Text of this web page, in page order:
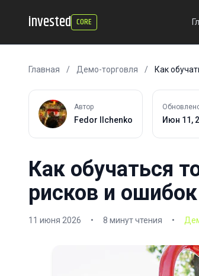
invested CORE
Главная / Демо-торговля / Как
Автор
Fedor Ilchenko Июн 11,
Как обучаться
рисков и
11 июня 2026 • 8 минут чтения •